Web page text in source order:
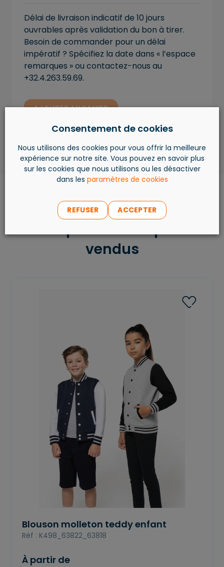
Délai de livraison indicatif de 10 jours
ouvrables après validation du bon à tirer.
Besoin de commander pour un délai
impératif ? Spécifiez la date dans « l’espace
remarques » ou contactez-nous au
+32.4.263.59.69.
AJOUTER AU PANIER
Les produits les plus
vendus
Blouson molleton teddy enfant
Réf : K498_63822_63818
À partir de
Consentement de cookies
Nous utilisons des cookies pour vous offrir la meilleure
expérience sur notre site. Vous pouvez en savoir plus
sur les cookies que nous utilisons ou les désactiver
dans les paramètres de cookies
REFUSER ACCEPTER